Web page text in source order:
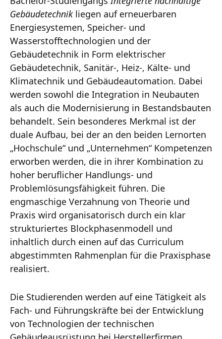
Gebäudetechnikliegen auf erneuerbaren
Energiesystemen, Speicher- und
Wasserstofftechnologien und der
Gebäudetechnik in Form elektrischer
Gebäudetechnik, Sanitär-, Heiz-, Kälte- und
Klimatechnik und Gebäudeautomation. Dabei
werden sowohl die Integration in Neubauten
als auch die Modernisierung in Bestandsbauten
behandelt. Sein besonderes Merkmal ist der
duale Aufbau, bei der an den beiden Lernorten
„Hochschule“ und „Unternehmen“ Kompetenzen
erworben werden, die in ihrer Kombination zu
hoher beruflicher Handlungs- und
Problemlösungsfähigkeit führen. Die
engmaschige Verzahnung von Theorie und
Praxis wird organisatorisch durch ein klar
strukturiertes Blockphasenmodell und
inhaltlich durch einen auf das Curriculum
abgestimmten Rahmenplan für die Praxisphase
realisiert.
Die Studierenden werden auf eine Tätigkeit als
Fach- und Führungskräfte bei der Entwicklung
von Technologien der technischen